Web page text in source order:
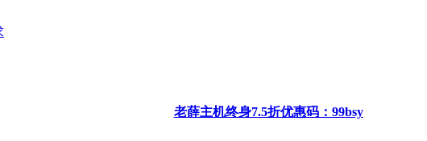
老薛主机终身7.5折优惠码：99bsy